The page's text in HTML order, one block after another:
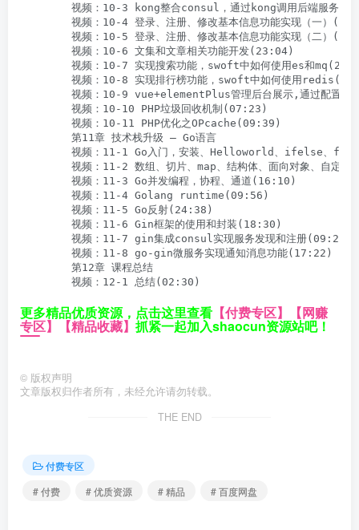
视频：10-3 kong整合consul，通过kong调用后端服务
视频：10-4 登录、注册、修改基本信息功能实现（一）
视频：10-5 登录、注册、修改基本信息功能实现（二）
        视频：10-6 文集和文章相关功能开发(23:04)
视频：10-7 实现搜索功能，swoft中如何使用es和
视频：10-8 实现排行榜功能，swoft中如何使用
视频：10-9 vue+elementPlus管理后台展示,通过配置实
        视频：10-10 PHP垃圾回收机制(07:23)
        视频：10-11 PHP优化之OPcache(09:39)
        第11章 技术栈升级 – Go语言
视频：11-1 Go入门，安装、Helloworld、ifelse、for
视频：11-2 数组、切片、map、结构体、面向对象、自定
        视频：11-3 Go并发编程，协程、通道(16:10)
        视频：11-4 Golang runtime(09:56)
        视频：11-5 Go反射(24:38)
        视频：11-6 Gin框架的使用和封装(18:30)
        视频：11-7 gin集成consul实现服务发现和注册(09:26)
        视频：11-8 go-gin微服务实现通知消息功能(17:22)
        第12章 课程总结
        视频：12-1 总结(02:30)
更多精品优质资源，点击这里查看 【付费专区】 【网赚
专区】 【精品收藏】 抓紧一起加入shaocun资源站吧！
© 版权声明
文章版权归作者所有，未经允许请勿转载。
THE END
付费专区
# 付费
# 优质资源 # 精品 # 百度网盘